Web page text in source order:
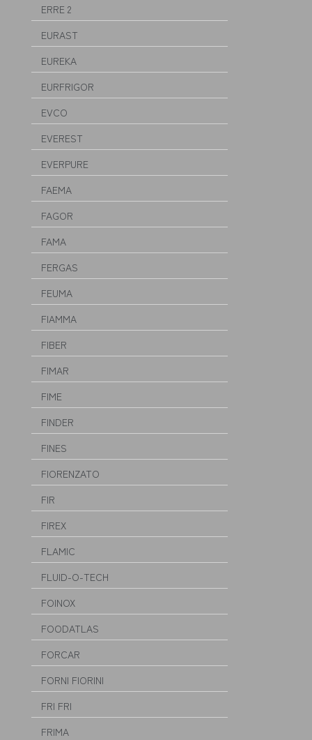
ERRE 2
EURAST
EUREKA
EURFRIGOR
EVCO
EVEREST
EVERPURE
FAEMA
FAGOR
FAMA
FERGAS
FEUMA
FIAMMA
FIBER
FIMAR
FIME
FINDER
FINES
FIORENZATO
FIR
FIREX
FLAMIC
FLUID-O-TECH
FOINOX
FOODATLAS
FORCAR
FORNI FIORINI
FRI FRI
FRIMA